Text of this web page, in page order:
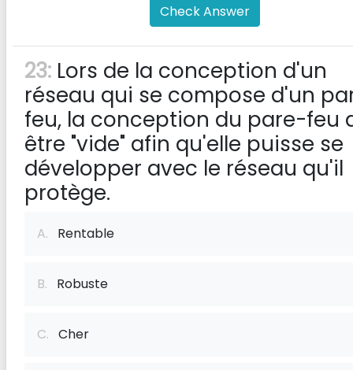
Check Answer
23: Lors de la conception d'un
réseau qui se compose d'un
feu, la conception du pare-feu
être "vide" afin qu'elle puisse se
développer avec le réseau qu'il
protège.
A. Rentable
B. Robuste
C. Cher